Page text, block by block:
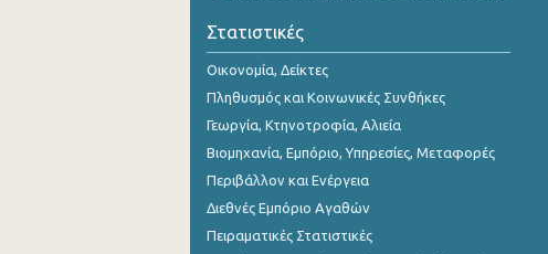
Απριλίου 2023
Μαρτίου 2023
Φεβρουαρίου 2023
Ιανουαρίου 2023
Δεκεμβρίου 2022
Στατιστικές
Οικονομία, Δείκτες
Πληθυσμός και Κοινωνικές Συνθήκες
Γεωργία, Κτηνοτροφία, Αλιεία
Βιομηχανία, Εμπόριο, Υπηρεσίες, Μεταφορές
Περιβάλλον και Ενέργεια
Διεθνές Εμπόριο Αγαθών
Πειραματικές Στατιστικές